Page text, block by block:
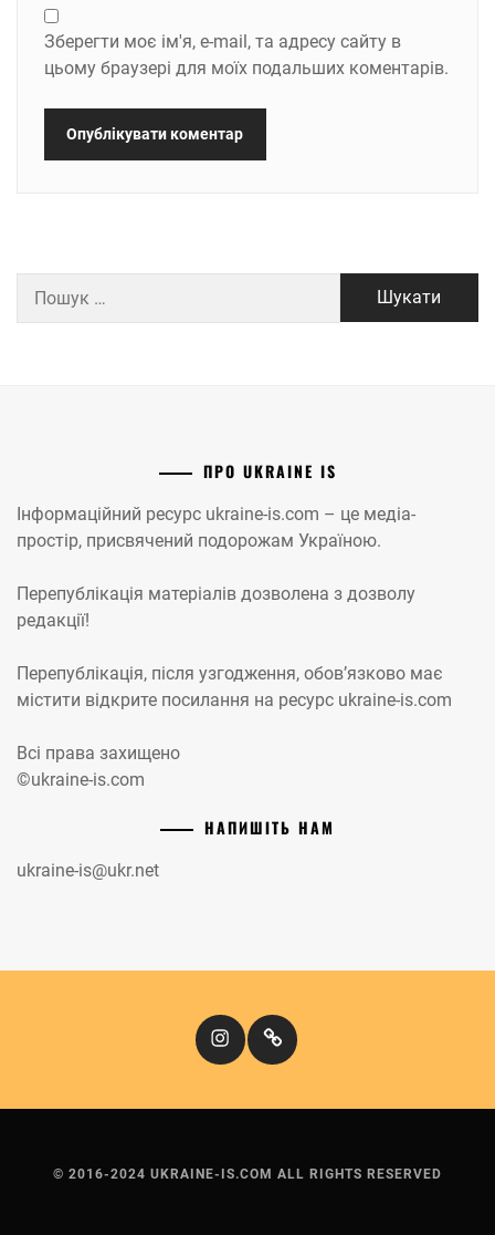
Зберегти моє ім'я, e-mail, та адресу сайту в
цьому браузері для моїх подальших коментарів.
ПРО UKRAINE IS
Інформаційний ресурс ukraine-is.com – це медіа-
простір, присвячений подорожам Україною.
Перепублікація матеріалів дозволена з дозволу
редакції!
Перепублікація, після узгодження, обов’язково має
містити відкрите посилання на ресурс ukraine-is.com
Всі права захищено
©ukraine-is.com
НАПИШІТЬ НАМ
ukraine-is@ukr.net
InstagramКіномандри
© 2016-2024 UKRAINE-IS.COM ALL RIGHTS RESERVED